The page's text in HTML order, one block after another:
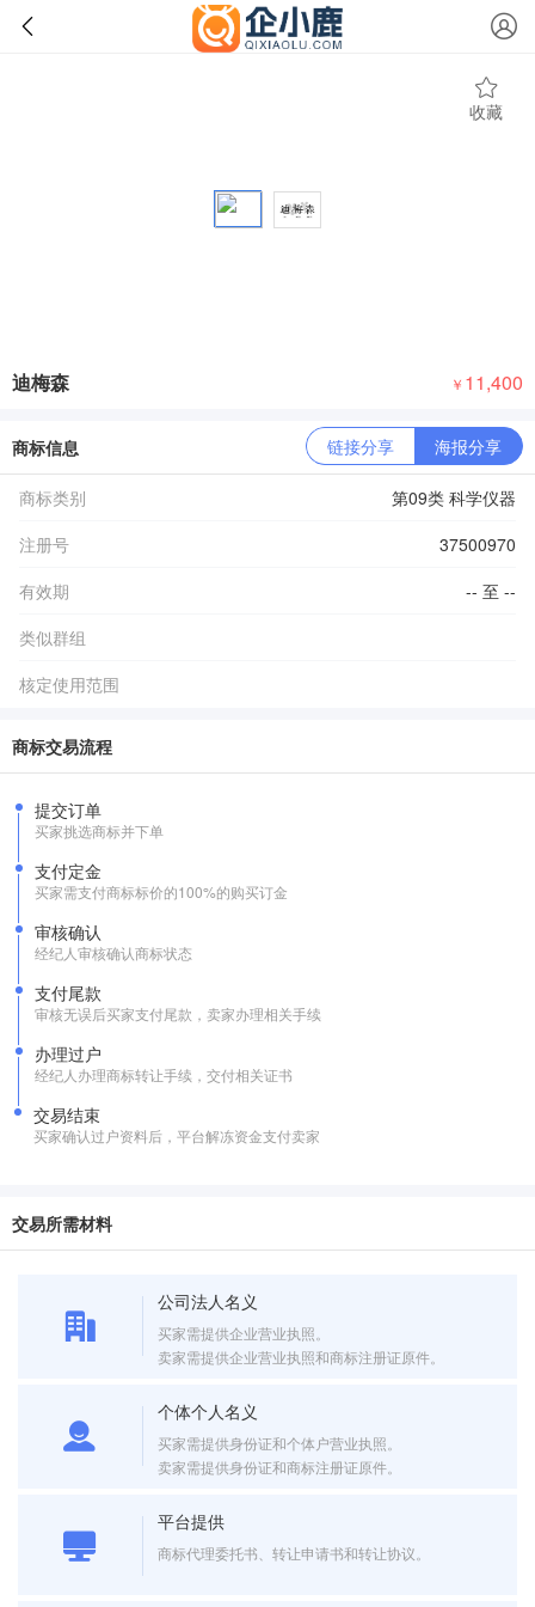
收藏
迪梅森 ￥ 11,400
商标信息 链接分享 海报分享
商标类别
第09类 科学仪器
注册号
37500970
有效期
-- 至 --
类似群组
核定使用范围
商标交易流程
提交订单
买家挑选商标并下单
支付定金
买家需支付商标标价的100%的购买订金
审核确认
经纪人审核确认商标状态
支付尾款
审核无误后买家支付尾款，卖家办理相关手续
办理过户
经纪人办理商标转让手续，交付相关证书
交易结束
买家确认过户资料后，平台解冻资金支付卖家
交易所需材料
公司法人名义
买家需提供企业营业执照。
卖家需提供企业营业执照和商标注册证原件。
个体个人名义
买家需提供身份证和个体户营业执照。
卖家需提供身份证和商标注册证原件。
平台提供
商标代理委托书、转让申请书和转让协议。